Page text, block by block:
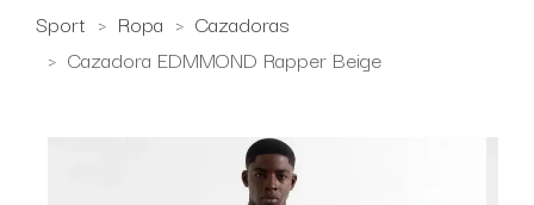
Sport Ropa
Cazadoras
Cazadora EDMMOND Rapper Beige